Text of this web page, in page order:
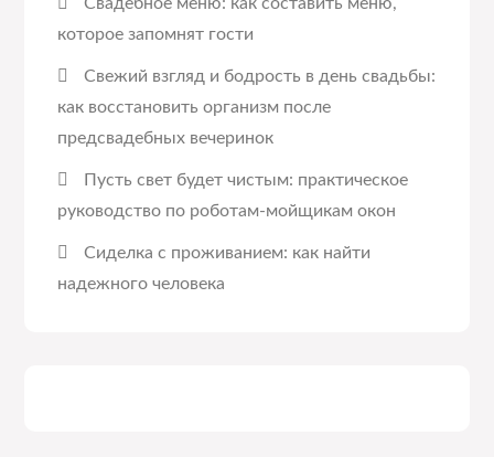
которое запомнят гости
Свежий взгляд и бодрость в день свадьбы:
как восстановить организм после
предсвадебных вечеринок
Пусть свет будет чистым: практическое
руководство по роботам-мойщикам окон
Сиделка с проживанием: как найти
надежного человека